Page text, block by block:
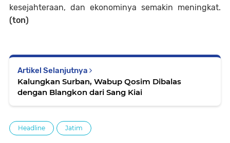
kesejahteraan, dan ekonominya semakin meningkat.
(ton)
Artikel Selanjutnya
Kalungkan Surban, Wabup Qosim Dibalas
dengan Blangkon dari Sang Kiai
Headline Jatim